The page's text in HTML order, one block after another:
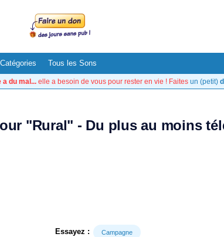
Catégories Tous les Sons
a du mal... elle a besoin de vous pour rester en vie ! Faites un (petit)
"Rural" - Du plus au moins
Essayez : Campagne